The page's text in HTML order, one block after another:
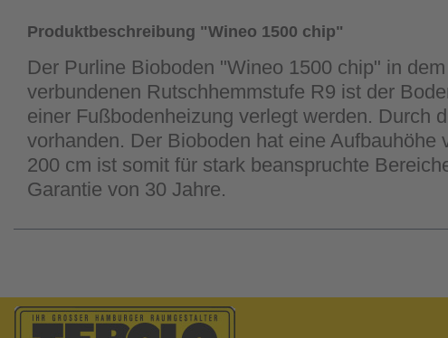
Produktbeschreibung "Wineo 1500 chip"
Der Purline Bioboden "Wineo 1500 chip" in
verbundenen Rutschhemmstufe R9 ist der
einer Fußbodenheizung verlegt werden. Durch
vorhanden. Der Bioboden hat eine
200 cm ist somit für stark beanspruchte
Garantie von 30 Jahre.